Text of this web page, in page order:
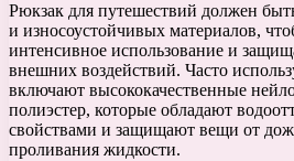
Рюкзак для путешествий должен
и износоустойчивых материалов,
интенсивное использование и
внешних воздействий. Часто
включают высококачественные
полиэстер, которые обладают
свойствами и защищают вещи от
проливания жидкости.